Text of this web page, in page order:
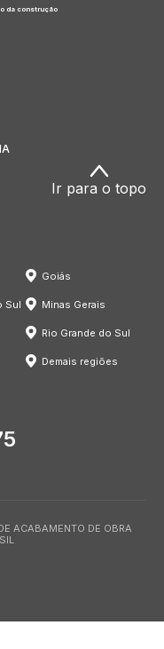
da construção
Ir para o topo
Goiás
Sul Minas Gerais
Rio Grande do Sul
Demais regiões
ACABAMENTO DE OBRA